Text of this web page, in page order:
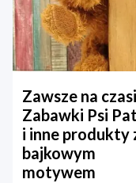
Zawsze na
Zabawki Psi
i inne produkty
bajkowym
motywem